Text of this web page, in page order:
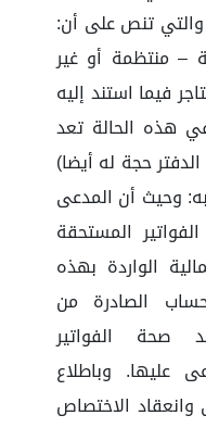
والتي تنص على أن:
– منتظمة أو غير
فيما استند إليه
هذه الحالة تعد
حجة له أيضا)
وحيث أن المدعى
المستحقة
الواردة بهذه
الصادرة من
صحة الفواتير
عليها. وباطلاع
وانعقاد الاختصاص